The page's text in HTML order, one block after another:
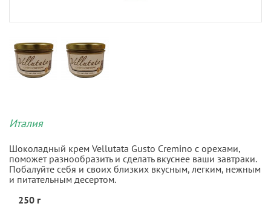
Италия
Шоколадный крем Vellutata Gusto Cremino с орехами,
поможет разнообразить и сделать вкуснее ваши завтраки.
Побалуйте себя и своих близких вкусным, легким, нежным
и питательным десертом.
250 г